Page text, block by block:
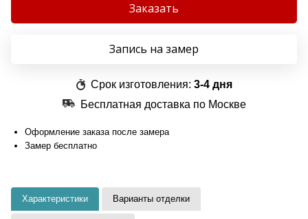
Заказать
Запись на замер
Срок изготовления: 3-4 дня
Бесплатная доставка по Москве
Оформление заказа после замера
Замер бесплатно
Характеристики Варианты отделки